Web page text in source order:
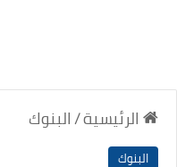
الرئيسية/البنوك
البنوك